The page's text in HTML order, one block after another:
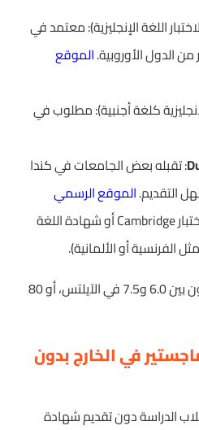
اللغة الإنجليزية): معتمد في
من الدول الأوروبية.الموقع
كلغة أجنبية): مطلوب في
: تقبله بعض الجامعات في كندا
التقديم.الموقع الرسمي
: مثل اختبار Cambridge أو شهادة اللغة
الفرنسية أو الألمانية).
الحد الأدنى للقبول عادة يكون بين 6.0 و7.5 في الآيلتس، أو 80
في الخارج بدون
الدراسة دون تقديم شهادة